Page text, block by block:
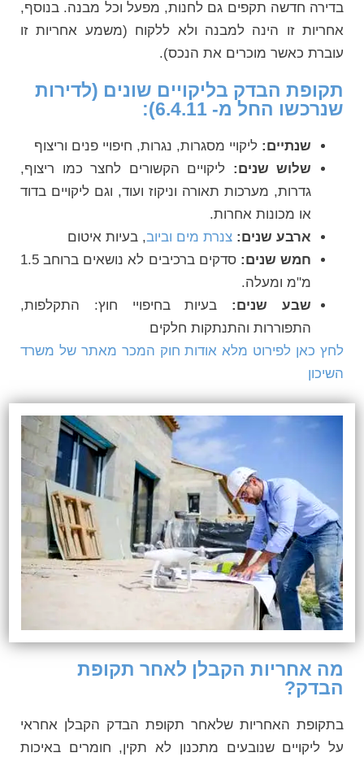
בדירה חדשה תקפים גם לחנות, מפעל וכל מבנה. בנוסף,
אחריות זו הינה למבנה ולא ללקוח (משמע אחריות זו
עוברת כאשר מוכרים את הנכס).
תקופת הבדק בליקויים שונים (לדירות
שנרכשו החל מ- 6.4.11):
שנתיים: ליקויי מסגרות, נגרות, חיפויי פנים וריצוף
שלוש שנים: ליקויים הקשורים לחצר כמו ריצוף,
גדרות, מערכות תאורה וניקוז ועוד, וגם ליקויים בדוד
או מכונות אחרות.
ארבע שנים: צנרת מים וביוב, בעיות איטום
חמש שנים:
סדקים ברכיבים לא נושאים ברוחב 1.5
מ"מ ומעלה.
שבע שנים: בעיות בחיפויי חוץ: התקלפות,
התפוררות והתנתקות חלקים
לחץ כאן לפירוט מלא אודות חוק המכר מאתר של משרד
השיכון
מה אחריות הקבלן לאחר תקופת
הבדק?
בתקופת האחריות שלאחר תקופת הבדק הקבלן אחראי
על ליקויים שנובעים מתכנון לא תקין, חומרים באיכות